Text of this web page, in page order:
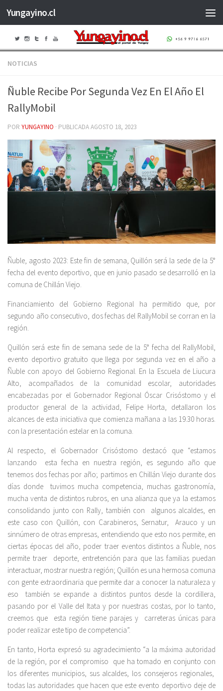
Saltar al contenido
Yungayino.cl
NOTICIAS
Ñuble Recibe Por Segunda Vez En El Año El
RallyMobil
POR YUNGAYINO · PUBLICADAAGOSTO 18, 2023
Ñuble, agosto 2023: Este fin de semana, Quillón será la sede de la 5°
fecha del evento deportivo, que en junio pasado se desarrolló en la
comuna de Chillán Viejo.
Financiamiento del Gobierno Regional ha permitido que, por
segundo año consecutivo, dos fechas del RallyMobil se corran en la
región.
Quillón será este fin de semana sede de la 5° fecha del RallyMobil,
evento deportivo gratuito que llega por segunda vez en el año a
Ñuble con apoyo del Gobierno Regional. En la Escuela de Liucura
Alto, acompañados de la comunidad escolar, autoridades
encabezadas por el Gobernador Regional Óscar Crisóstomo y el
productor general de la actividad, Felipe Horta, detallaron los
alcances de esta iniciativa que comienza mañana a las 19.30 horas.
con la presentación estelar en la comuna.
Al respecto, el Gobernador Crisóstomo destacó que “estamos
lanzando esta fecha en nuestra región, es segundo año que
tenemos dos fechas por año; partimos en Chillán Viejo durante dos
días donde tuvimos mucha competencia, muchas gastronomía,
mucha venta de distintos rubros, en una alianza que ya la estamos
consolidando junto con Rally, también con algunos alcaldes, en
este caso con Quillón, con Carabineros, Sernatur, Arauco y un
sinnúmero de otras empresas, entendiendo que esto nos permite, en
ciertas épocas del año, poder traer eventos distintos a Ñuble, nos
permite traer deporte, entretención para que las familias puedan
interactuar, mostrar nuestra región; Quillón es una hermosa comuna
con gente extraordinaria que permite dar a conocer la naturaleza y
eso también se expande a distintos puntos desde la cordillera,
pasando por el Valle del Itata y por nuestras costas, por lo tanto,
creemos que esta región tiene parajes y carreteras únicas para
poder realizar este tipo de competencia”.
En tanto, Horta expresó su agradecimiento “a la máxima autoridad
de la región, por el compromiso que ha tomado en conjunto con
los diferentes municipios, sus alcaldes, los consejeros regionales,
todas las autoridades que hacen que este evento deportivo deje de